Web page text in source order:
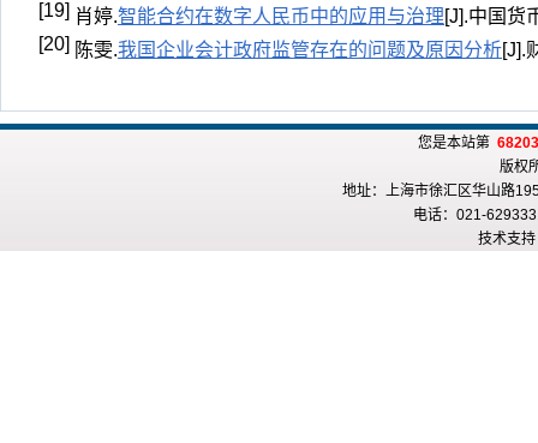
[19] 肖婷.智能合约在数字人民币中的应用与治理[J].中国货
[20] 陈雯.我国企业会计政府监管存在的问题及原因分析[J].
您是本站第
版权
地址：上海市徐汇区华山路
电话：021-
技术支